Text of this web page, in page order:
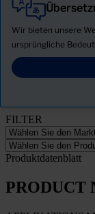
Wir bieten unsere
ursprüngliche
Alle
Produkte
FILTER
Produktdatenblatt
PRODUCT